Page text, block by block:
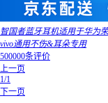
智国者蓝牙耳机适用于华为
vivo通用不伤&耳朵专用
500000条评价
上一页
1/1
下一页